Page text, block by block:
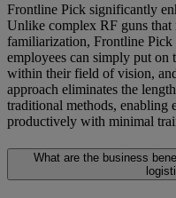
Frontline Pick significantly
Unlike complex RF guns that
familiarization, Frontline Pick
employees can simply put on
within their field of vision,
approach eliminates the
traditional methods, enabling
productively with minimal
What are the business